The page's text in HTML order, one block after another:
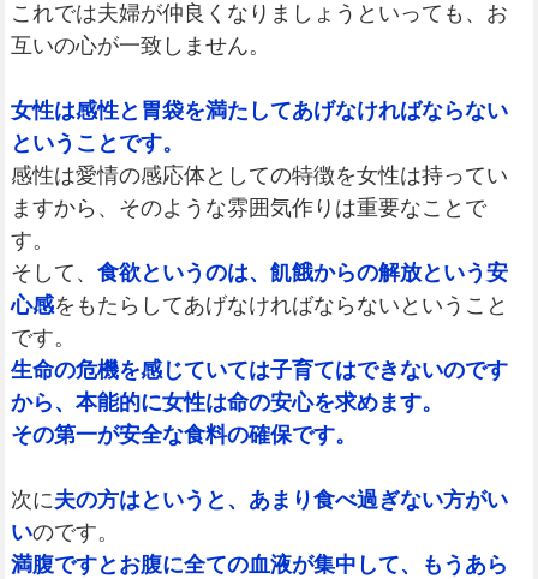
これでは夫婦が仲良くなりましょうといっても、お
互いの心が一致しません。
女性は感性と胃袋を満たしてあげなければならない
ということです。
感性は愛情の感応体としての特徴を女性は持ってい
ますから、そのような雰囲気作りは重要なことで
す。
そして、 食欲というのは、飢餓からの解放という安
心感をもたらしてあげなければならないということ
です。
生命の危機を感じていては子育てはできないのです
から、本能的に女性は命の安心を求めます。
その第一が安全な食料の確保です。
次に夫の方はというと、あまり食べ過ぎない方がい
いのです。
満腹ですとお腹に全ての血液が集中して、もうあら